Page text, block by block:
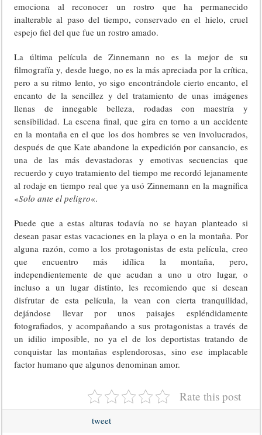
emociona al reconocer un rostro que ha permanecido
inalterable al paso del tiempo, conservado en el hielo, cruel
espejo fiel del que fue un rostro amado.
La última película de Zinnemann no es la mejor de su
filmografía y, desde luego, no es la más apreciada por la crítica,
pero a su ritmo lento, yo sigo encontrándole cierto encanto, el
encanto de la sencillez y del tratamiento de unas imágenes
llenas de innegable belleza, rodadas con maestría y
sensibilidad. La escena final, que gira en torno a un accidente
en la montaña en el que los dos hombres se ven involucrados,
después de que Kate abandone la expedición por cansancio, es
una de las más devastadoras y emotivas secuencias que
recuerdo y cuyo tratamiento del tiempo me recordó lejanamente
al rodaje en tiempo real que ya usó Zinnemann en la magnífica
«Solo ante el peligro«.
Puede que a estas alturas todavía no se hayan planteado si
desean pasar estas vacaciones en la playa o en la montaña. Por
alguna razón, como a los protagonistas de esta película, creo
que encuentro más idílica la montaña, pero,
independientemente de que acudan a uno u otro lugar, o
incluso a un lugar distinto, les recomiendo que si desean
disfrutar de esta película, la vean con cierta tranquilidad,
dejándose llevar por unos paisajes espléndidamente
fotografiados, y acompañando a sus protagonistas a través de
un idilio imposible, no ya el de los deportistas tratando de
conquistar las montañas esplendorosas, sino ese implacable
factor humano que algunos denominan amor.
Rate this post
tweet